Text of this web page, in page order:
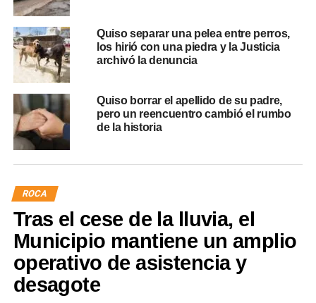
Quiso separar una pelea entre perros,
los hirió con una piedra y la Justicia
archivó la denuncia
Quiso borrar el apellido de su padre,
pero un reencuentro cambió el rumbo
de la historia
ROCA
Tras el cese de la lluvia, el
Municipio mantiene un amplio
operativo de asistencia y
desagote